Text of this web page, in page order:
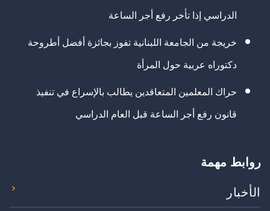
الدراسي إذا تأخر رفع أجر الساعة
خريجة من الجامعة اللبنانية تفوز بجائزة أفضل أطروحة
دكتوراه عربية حول المرأة
حراك المعلمين المتعاقدين يطالب بالإسراع في تنفيذ
قانون رفع أجر الساعة قبل العام الدراسي
روابط مهمة
الأخبار